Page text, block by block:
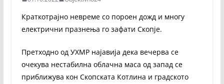
Краткотрајно невреме со пороен дожд и многу
електрични празнења го зафати Скопје.
Претходно од УХМР најавија дека вечерва се
очекува нестабилна облачна маса од запад се
приближува кон Скопската Котлина и градското